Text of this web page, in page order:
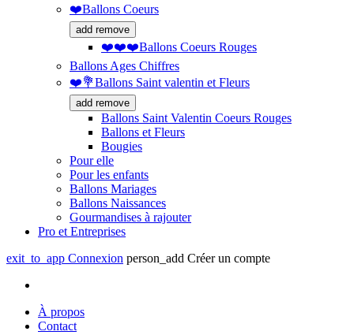
❤️Ballons Coeurs
add remove
❤️❤️❤️Ballons Coeurs Rouges
Ballons Ages Chiffres
❤️💐Ballons Saint valentin et Fleurs
add remove
Ballons Saint Valentin Coeurs Rouges
Ballons et Fleurs
Bougies
Pour elle
Pour les enfants
Ballons Mariages
Ballons Naissances
Gourmandises à rajouter
Pro et Entreprises
exit_to_app Connexion person_add Créer un compte
À propos
Contact